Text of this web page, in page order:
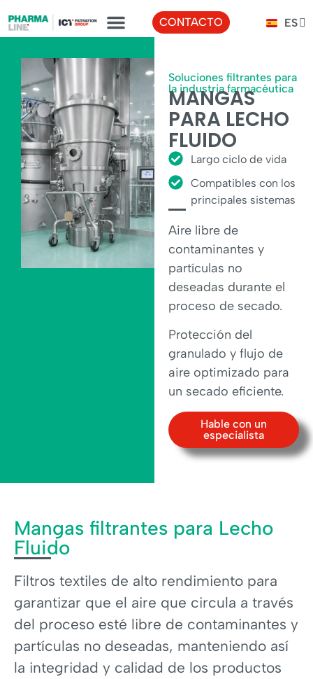
CONTACTO ES
TR
Soluciones filtrantes para
la industria farmacéutica
MANGAS
PARA LECHO
FLUIDO
Largo ciclo de vida
Compatibles con los
principales sistemas
Aire libre de
contaminantes y
partículas no
deseadas durante el
proceso de secado.
Protección del
granulado y flujo de
aire optimizado para
un secado eficiente.
Hable con un
especialista
Mangas filtrantes para Lecho
Fluido
Filtros textiles de alto rendimiento para
garantizar que el aire que circula a través
del proceso esté libre de contaminantes y
partículas no deseadas, manteniendo así
la integridad y calidad de los productos